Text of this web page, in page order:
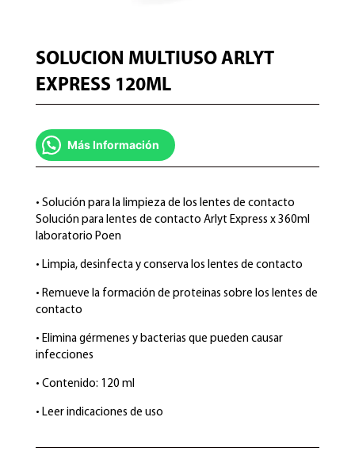
SOLUCION MULTIUSO ARLYT
EXPRESS 120ML
Más Información
• Solución para la limpieza de los lentes de contacto
Solución para lentes de contacto Arlyt Express x 360ml
laboratorio Poen
• Limpia, desinfecta y conserva los lentes de contacto
• Remueve la formación de proteinas sobre los lentes de
contacto
• Elimina gérmenes y bacterias que pueden causar
infecciones
• Contenido: 120 ml
• Leer indicaciones de uso